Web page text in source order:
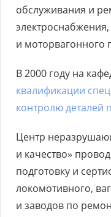
обслуживания и
и моторвагонного
В 2000 году на
квалификации
контролю деталей
Центр
и качество»
подготовку и
локомотивного,
и заводов по